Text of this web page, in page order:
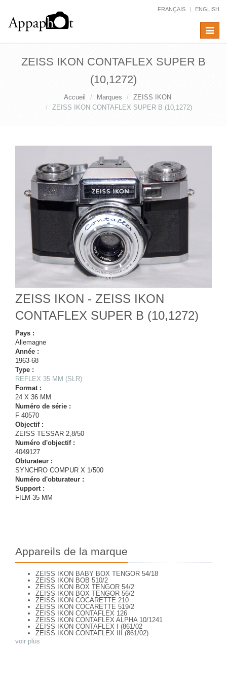
FRANÇAIS ENGLISH
Toggle
ZEISS IKON CONTAFLEX SUPER B
(10,1272)
Accueil Marques
ZEISS IKON
ZEISS IKON CONTAFLEX SUPER B (10,1272)
ZEISS IKON - ZEISS IKON
CONTAFLEX SUPER B (10,1272)
Pays :
Allemagne
Année :
1963-68
Type :
REFLEX 35 MM (SLR)
Format :
24 X 36 MM
Numéro de série :
F 40570
Objectif :
ZEISS TESSAR 2,8/50
Numéro d'objectif :
4049127
Obturateur :
SYNCHRO COMPUR X 1/500
Numéro d'obturateur :
Support :
FILM 35 MM
Appareils de la marque
ZEISS IKON BABY BOX TENGOR 54/18
ZEISS IKON BOB 510/2
ZEISS IKON BOX TENGOR 54/2
ZEISS IKON BOX TENGOR 56/2
ZEISS IKON COCARETTE 210
ZEISS IKON COCARETTE 519/2
ZEISS IKON CONTAFLEX 126
ZEISS IKON CONTAFLEX ALPHA 10/1241
ZEISS IKON CONTAFLEX I (861/02
ZEISS IKON CONTAFLEX III (861/02)
ZEISS IKON CONTAFLEX IV
voir plus